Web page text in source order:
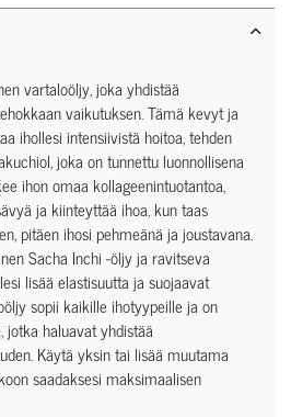
vartaloöljy, joka yhdistää
vaikutuksen. Tämä kevyt ja
ihollesi intensiivistä hoitoa, tehden
joka on tunnettu luonnollisena
ihon omaa kollageenintuotantoa,
ja kiinteyttää ihoa, kun taas
pitäen ihosi pehmeänä ja joustavana.
Sacha Inchi -öljy ja ravitseva
lisää elastisuutta ja suojaavat
sopii kaikille ihotyypeille ja on
haluavat yhdistää
Käytä yksin tai lisää muutama
saadaksesi maksimaalisen